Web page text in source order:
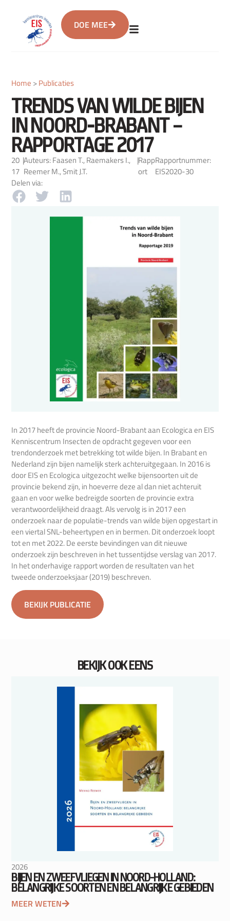
DOE MEE
Home >Publicaties
TRENDS VAN WILDE BIJEN
IN NOORD-BRABANT –
RAPPORTAGE 2017
20
17
|Auteurs: Faasen T., Raemakers I.,
Reemer M., Smit J.T.
|Rapp
ort
Rapportnummer:
EIS2020-30
Delen via:
In 2017 heeft de provincie Noord-Brabant aan Ecologica en EIS
Kenniscentrum Insecten de opdracht gegeven voor een
trendonderzoek met betrekking tot wilde bijen. In Brabant en
Nederland zijn bijen namelijk sterk achteruitgegaan. In 2016 is
door EIS en Ecologica uitgezocht welke bijensoorten uit de
provincie bekend zijn, in hoeverre deze al dan niet achteruit
gaan en voor welke bedreigde soorten de provincie extra
verantwoordelijkheid draagt. Als vervolg is in 2017 een
onderzoek naar de populatie-trends van wilde bijen opgestart in
een viertal SNL-beheertypen en in bermen. Dit onderzoek loopt
tot en met 2022. De eerste bevindingen van dit nieuwe
onderzoek zijn beschreven in het tussentijdse verslag van 2017.
In het onderhavige rapport worden de resultaten van het
tweede onderzoeksjaar (2019) beschreven.
BEKIJK PUBLICATIE
BEKIJK OOK EENS
2026
BIJEN EN ZWEEFVLIEGEN IN NOORD-HOLLAND:
BELANGRIJKE SOORTEN EN BELANGRIJKE GEBIEDEN
MEER WETEN